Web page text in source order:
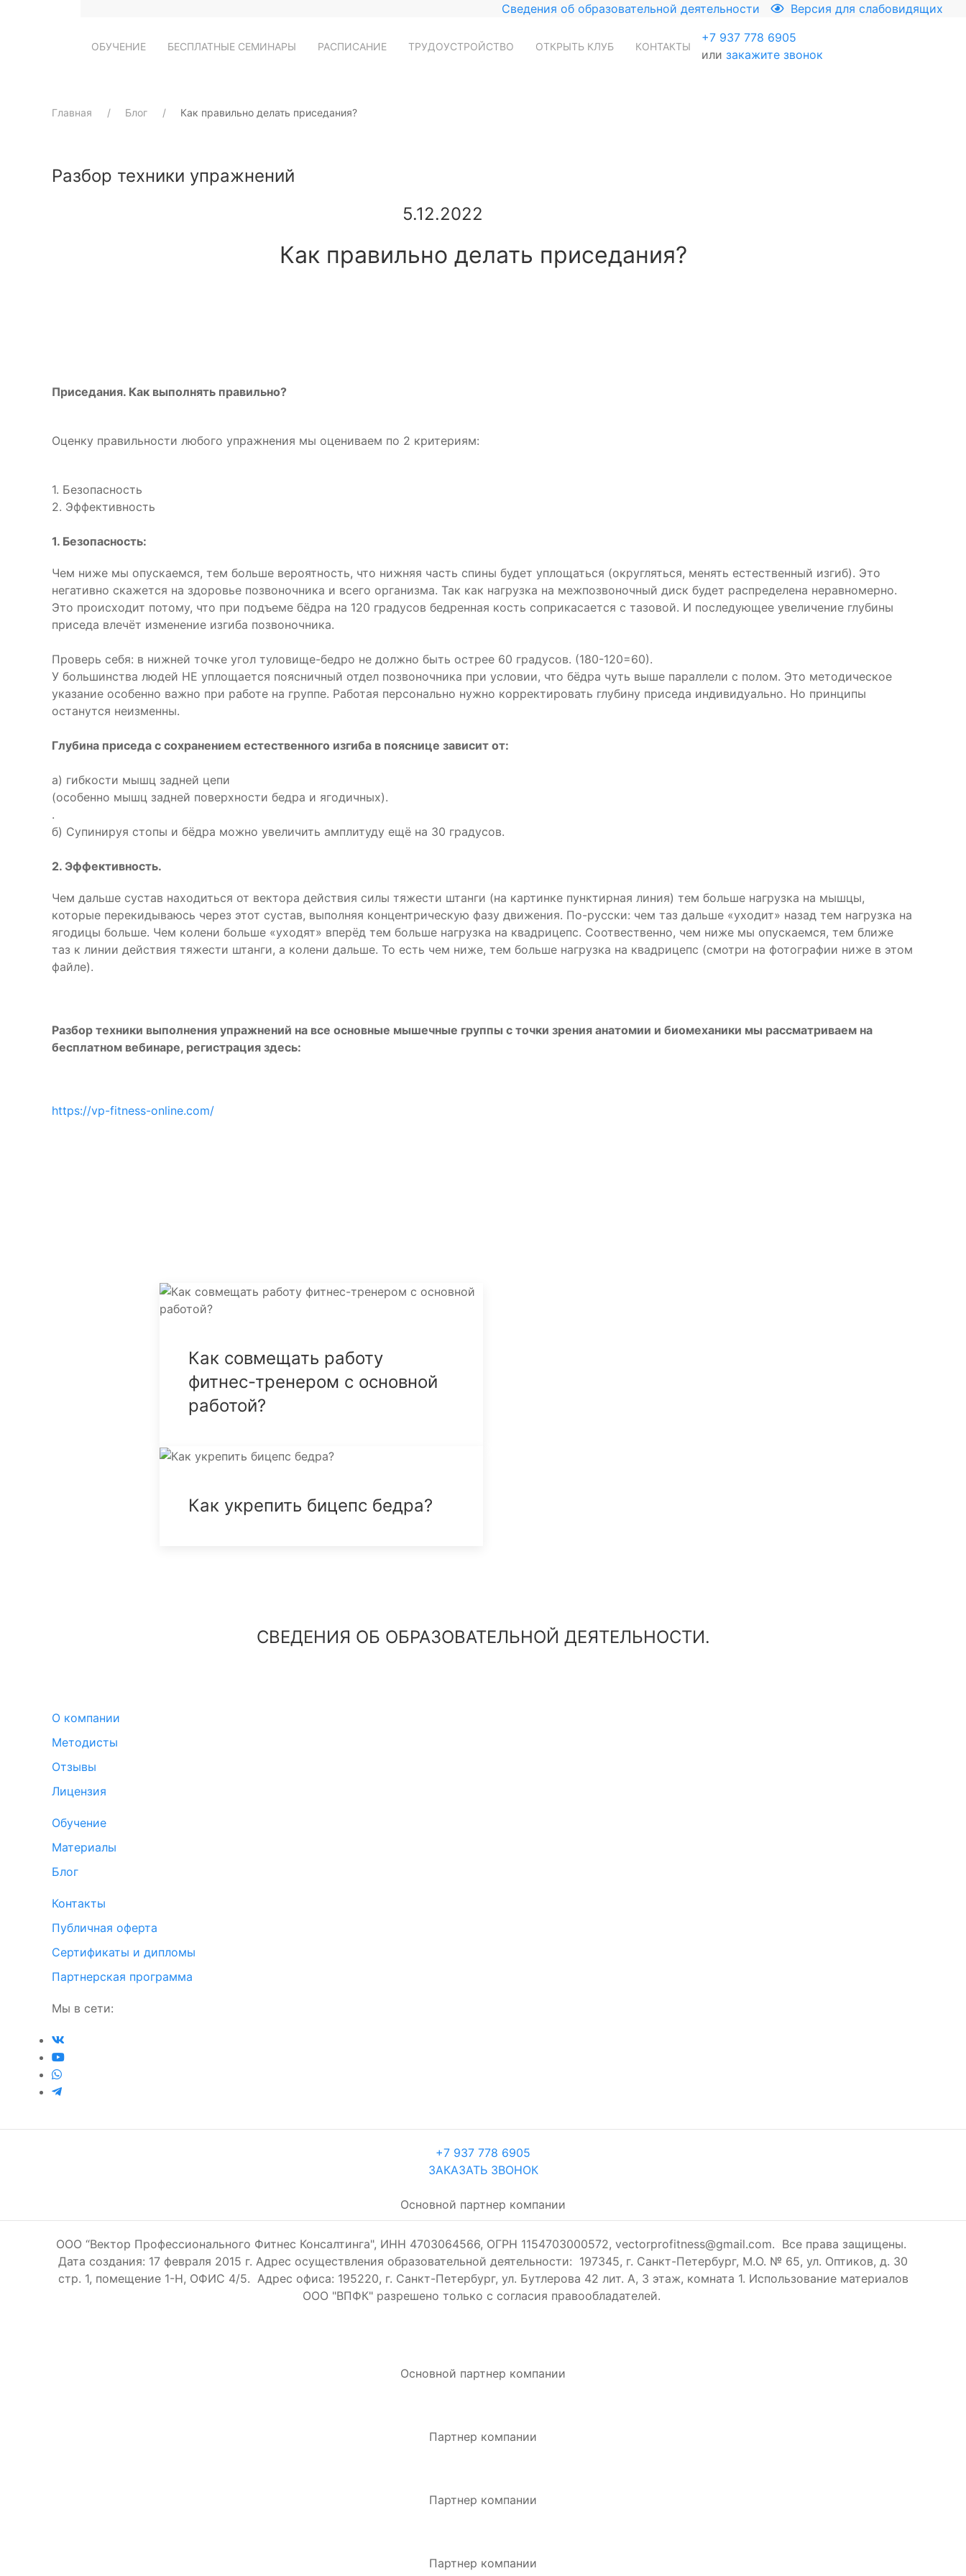
Сведения об образовательной деятельности Версия для слабовидящих
ОБУЧЕНИЕ БЕСПЛАТНЫЕ СЕМИНАРЫ РАСПИСАНИЕ ТРУДОУСТРОЙСТВО ОТКРЫТЬ КЛУБ КОНТАКТЫ
+7 937 778 6905
или закажите звонок
Главная Блог Как правильно делать приседания?
Разбор техники упражнений
5.12.2022
Как правильно делать приседания?
Приседания. Как выполнять правильно?
Оценку правильности любого упражнения мы оцениваем по 2 критериям:
1. Безопасность
2. Эффективность
1. Безопасность:
Чем ниже мы опускаемся, тем больше вероятность, что нижняя часть спины будет уплощаться (округляться, менять естественный изгиб). Это
негативно скажется на здоровье позвоночника и всего организма. Так как нагрузка на межпозвоночный диск будет распределена неравномерно.
Это происходит потому, что при подъеме бёдра на 120 градусов бедренная кость соприкасается с тазовой. И последующее увеличение глубины
приседа влечёт изменение изгиба позвоночника.
Проверь себя: в нижней точке угол туловище-бедро не должно быть острее 60 градусов. (180-120=60).
У большинства людей НЕ уплощается поясничный отдел позвоночника при условии, что бёдра чуть выше параллели с полом. Это методическое
указание особенно важно при работе на группе. Работая персонально нужно корректировать глубину приседа индивидуально. Но принципы
останутся неизменны.
Глубина приседа с сохранением естественного изгиба в пояснице зависит от:
а) гибкости мышц задней цепи
(особенно мышц задней поверхности бедра и ягодичных).
.
б) Супинируя стопы и бёдра можно увеличить амплитуду ещё на 30 градусов.
2. Эффективность.
Чем дальше сустав находиться от вектора действия силы тяжести штанги (на картинке пунктирная линия) тем больше нагрузка на мышцы,
которые перекидываюсь через этот сустав, выполняя концентрическую фазу движения. По-русски: чем таз дальше «уходит» назад тем нагрузка на
ягодицы больше. Чем колени больше «уходят» вперёд тем больше нагрузка на квадрицепс. Соотвественно, чем ниже мы опускаемся, тем ближе
таз к линии действия тяжести штанги, а колени дальше. То есть чем ниже, тем больше нагрузка на квадрицепс (смотри на фотографии ниже в этом
файле).
Разбор техники выполнения упражнений на все основные мышечные группы с точки зрения анатомии и биомеханики мы рассматриваем на
бесплатном вебинаре, регистрация здесь:
https://vp-fitness-online.com/
Как совмещать работу
фитнес-тренером с основной
работой?
Как укрепить бицепс бедра?
СВЕДЕНИЯ ОБ ОБРАЗОВАТЕЛЬНОЙ ДЕЯТЕЛЬНОСТИ.
О компании
Методисты
Отзывы
Лицензия
Обучение
Материалы
Блог
Контакты
Публичная оферта
Сертификаты и дипломы
Партнерская программа
Мы в сети:
+7 937 778 6905
ЗАКАЗАТЬ ЗВОНОК
Основной партнер компании
ООО “Вектор Профессионального Фитнес Консалтинга", ИНН 4703064566, ОГРН 1154703000572, vectorprofitness@gmail.com. Все права защищены.
Дата создания: 17 февраля 2015 г. Адрес осуществления образовательной деятельности: 197345, г. Санкт-Петербург, М.О. № 65, ул. Оптиков, д. 30
стр. 1, помещение 1-Н, ОФИС 4/5. Адрес офиса: 195220, г. Санкт-Петербург, ул. Бутлерова 42 лит. А, 3 этаж, комната 1. Использование материалов
ООО "ВПФК" разрешено только с согласия правообладателей.
Основной партнер компании
Партнер компании
Партнер компании
Партнер компании